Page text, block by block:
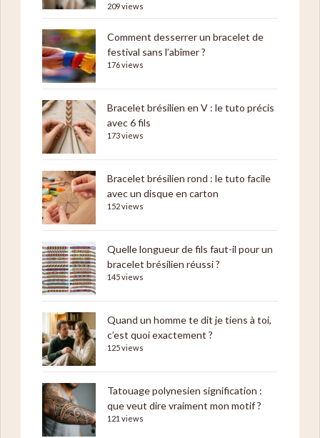
209 views
Comment desserrer un bracelet de
festival sans l’abîmer ?
176 views
Bracelet brésilien en V : le tuto précis
avec 6 fils
173 views
Bracelet brésilien rond : le tuto facile
avec un disque en carton
152 views
Quelle longueur de fils faut-il pour un
bracelet brésilien réussi ?
145 views
Quand un homme te dit je tiens à toi,
c’est quoi exactement ?
125 views
Tatouage polynesien signification :
que veut dire vraiment mon motif ?
121 views